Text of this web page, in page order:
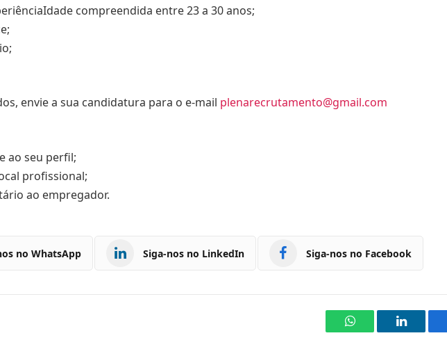
compreendida entre 23 a 30 anos;
envie a sua candidatura para o e-mail plenarecrutamento@gmail.com
ao seu perfil;
profissional;
ao empregador.
no WhatsApp Siga-nos no LinkedIn Siga-nos no Facebook
WhatsAppLinkedIn